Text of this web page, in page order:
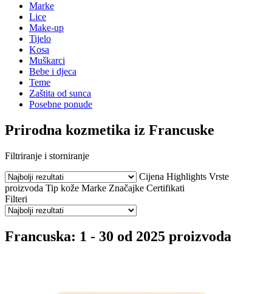
Marke
Lice
Make-up
Tijelo
Kosa
Muškarci
Bebe i djeca
Teme
Zaštita od sunca
Posebne ponude
Prirodna kozmetika iz Francuske
Filtriranje i storniranje
Cijena Highlights Vrste
proizvoda Tip kože Marke Značajke Certifikati
Filteri
Francuska: 1 - 30 od 2025 proizvoda